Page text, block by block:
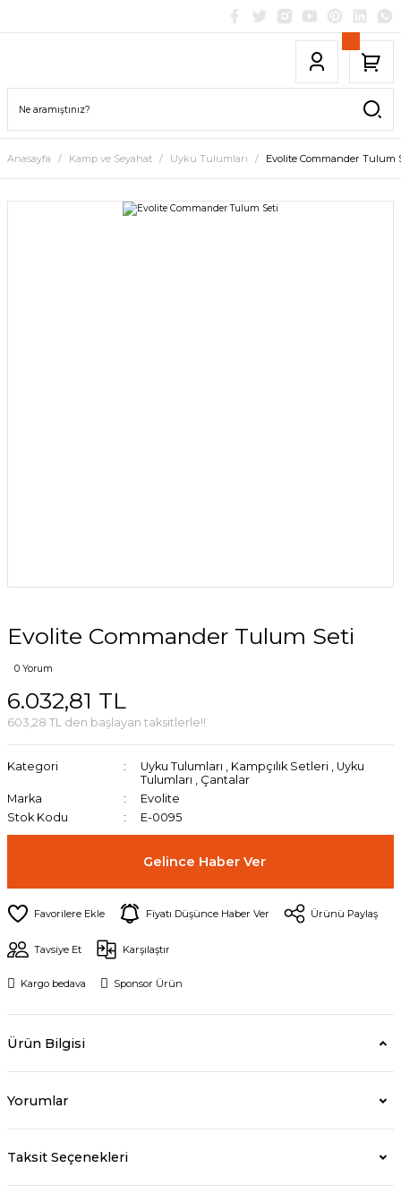
Anasayfa Kamp ve Seyahat Uyku Tulumları Evolite Commander Tulum
Evolite Commander Tulum Seti
0 Yorum
6.032,81 TL
603,28 TL den başlayan taksitlerle!!
Kategori Uyku Tulumları , Kampçılık Setleri , Uyku
Tulumları , Çantalar
Marka
Evolite
Stok Kodu
E-0095
Gelince Haber Ver
Fiyatı Düşünce Haber Ver Ürünü Paylaş
Tavsiye Et Karşılaştır
Kargo bedava Sponsor Ürün
Ürün Bilgisi
Yorumlar
Taksit Seçenekleri